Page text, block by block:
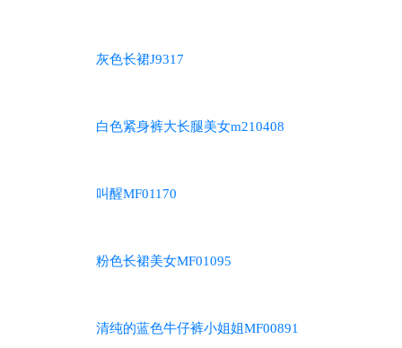
灰色长裙J9317
白色紧身裤大长腿美女m210408
叫醒MF01170
粉色长裙美女MF01095
清纯的蓝色牛仔裤小姐姐MF00891